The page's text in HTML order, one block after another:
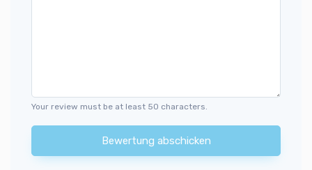
Your review must be at least 50 characters.
Bewertung abschicken